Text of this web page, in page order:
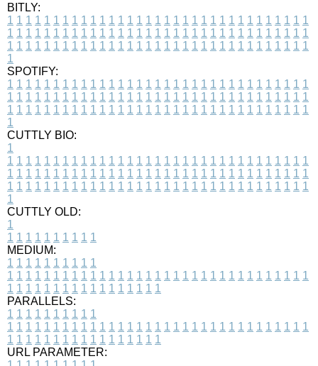
BITLY:
1 1 1 1 1 1 1 1 1 1 1 1 1 1 1 1 1 1 1 1 1 1 1 1 1 1 1 1 1 1 1 1 1
1 1 1 1 1 1 1 1 1 1 1 1 1 1 1 1 1 1 1 1 1 1 1 1 1 1 1 1 1 1 1 1 1
1 1 1 1 1 1 1 1 1 1 1 1 1 1 1 1 1 1 1 1 1 1 1 1 1 1 1 1 1 1 1 1 1
1
SPOTIFY:
1 1 1 1 1 1 1 1 1 1 1 1 1 1 1 1 1 1 1 1 1 1 1 1 1 1 1 1 1 1 1 1 1
1 1 1 1 1 1 1 1 1 1 1 1 1 1 1 1 1 1 1 1 1 1 1 1 1 1 1 1 1 1 1 1 1
1 1 1 1 1 1 1 1 1 1 1 1 1 1 1 1 1 1 1 1 1 1 1 1 1 1 1 1 1 1 1 1 1
1
CUTTLY BIO:
1
1 1 1 1 1 1 1 1 1 1 1 1 1 1 1 1 1 1 1 1 1 1 1 1 1 1 1 1 1 1 1 1 1
1 1 1 1 1 1 1 1 1 1 1 1 1 1 1 1 1 1 1 1 1 1 1 1 1 1 1 1 1 1 1 1 1
1 1 1 1 1 1 1 1 1 1 1 1 1 1 1 1 1 1 1 1 1 1 1 1 1 1 1 1 1 1 1 1 1
1
CUTTLY OLD:
1
1 1 1 1 1 1 1 1 1 1
MEDIUM:
1 1 1 1 1 1 1 1 1 1
1 1 1 1 1 1 1 1 1 1 1 1 1 1 1 1 1 1 1 1 1 1 1 1 1 1 1 1 1 1 1 1 1
1 1 1 1 1 1 1 1 1 1 1 1 1 1 1 1 1
PARALLELS:
1 1 1 1 1 1 1 1 1 1
1 1 1 1 1 1 1 1 1 1 1 1 1 1 1 1 1 1 1 1 1 1 1 1 1 1 1 1 1 1 1 1 1
1 1 1 1 1 1 1 1 1 1 1 1 1 1 1 1 1
URL PARAMETER: